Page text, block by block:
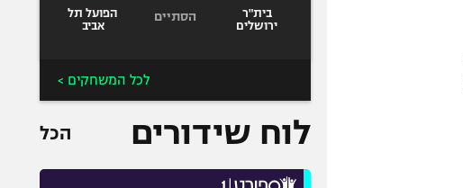
בית"ר
ירושלים
הסתיים
הפועל תל
אביב
לכל המשחקים >
לוח שידורים הכל